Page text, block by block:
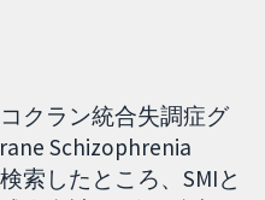
クラン統合失調症グ
Schizophrenia
索したところ、SMIと